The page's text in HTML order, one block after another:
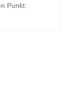
Punkt.